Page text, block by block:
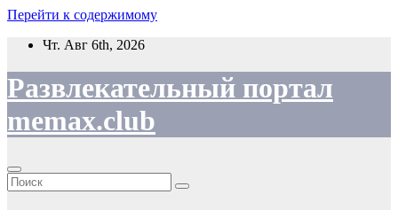
Перейти к содержимому
Чт. Авг 6th, 2026
Развлекательный портал
memax.club